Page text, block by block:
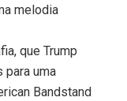
melodia
que Trump
para uma
Bandstand